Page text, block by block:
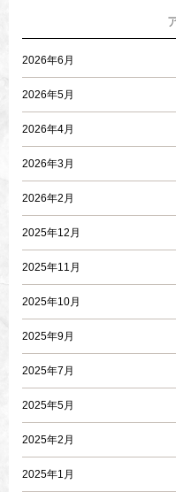
2026年6月
2026年5月
2026年4月
2026年3月
2026年2月
2025年12月
2025年11月
2025年10月
2025年9月
2025年7月
2025年5月
2025年2月
2025年1月